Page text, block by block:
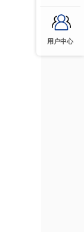
用户中心